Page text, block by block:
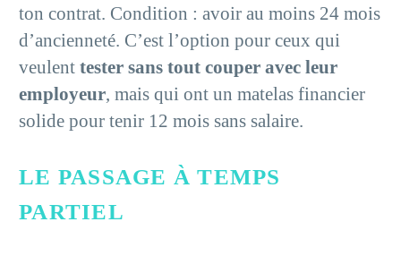
ton contrat. Condition : avoir au moins 24 mois
d’ancienneté. C’est l’option pour ceux qui
veulent tester sans tout couper avec leur
employeur, mais qui ont un matelas financier
solide pour tenir 12 mois sans salaire.
LE PASSAGE À TEMPS
PARTIEL